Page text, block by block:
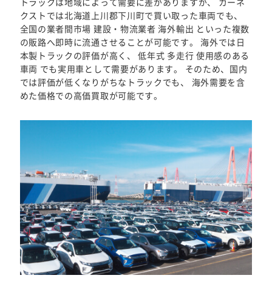
クストでは北海道上川郡下川町で買い取った車両でも、
全国の業者間市場 建設・物流業者 海外輸出 といった複数
の販路へ即時に流通させることが可能です。 海外では日
本製トラックの評価が高く、 低年式 多走行 使用感のある
車両 でも実用車として需要があります。 そのため、国内
では評価が低くなりがちなトラックでも、 海外需要を含
めた価格での高価買取が可能です。